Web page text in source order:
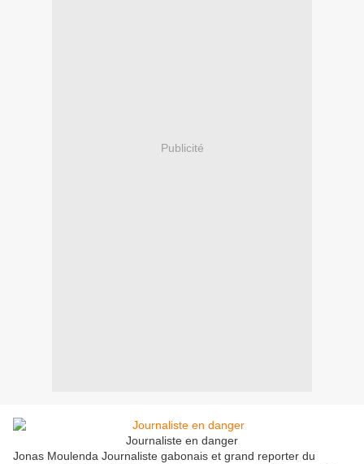
Publicité
Journaliste en danger
Jonas Moulenda Journaliste gabonais et grand reporter du